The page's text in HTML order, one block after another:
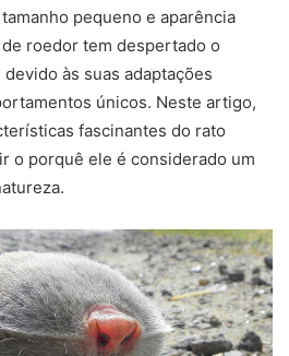
pequeno e aparência
roedor tem despertado o
às suas adaptações
únicos. Neste artigo,
fascinantes do rato
o porquê ele é considerado um